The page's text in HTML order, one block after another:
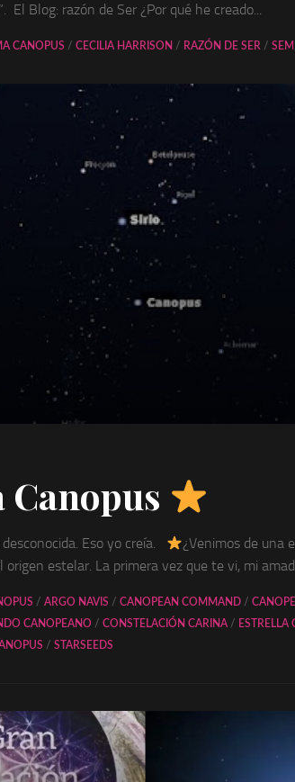
El Blog: razón de Ser ¿Por qué he creado...
CANOPUS / CECILIA HARRISON / RAZÓN DE SER /
Canopus
Eso yo creía.
¿Venimos de una
origen estelar. La primera vez que te vi, mi
/ ARGO NAVIS / CANOPEAN COMMAND /
CANOPEANO / CONSTELACIÓN CARINA / ESTRELLA
/ STARSEEDS